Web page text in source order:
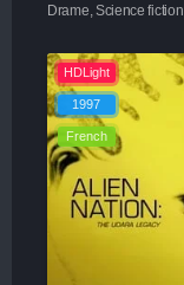
Drame, Science fiction
HDLight
1997
French